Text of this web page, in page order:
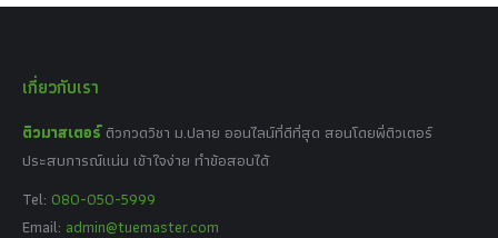
เกี่ยวกับเรา
ติวมาสเตอร์ ติวกวดวิชา ม.ปลาย ออนไลน์ที่ดีที่สุด สอนโดยพี่ติวเตอร์
ประสบการณ์แน่น เข้าใจง่าย ทำข้อสอบได้
Tel: 080-050-5999
Email: admin@tuemaster.com